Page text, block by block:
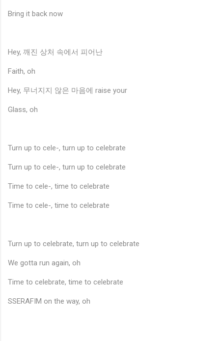
Bring it back now
Hey, 깨진 상처 속에서 피어난
Faith, oh
Hey, 무너지지 않은 마음에 raise your
Glass, oh
Turn up to cele-, turn up to celebrate
Turn up to cele-, turn up to celebrate
Time to cele-, time to celebrate
Time to cele-, time to celebrate
Turn up to celebrate, turn up to celebrate
We gotta run again, oh
Time to celebrate, time to celebrate
SSERAFIM on the way, oh